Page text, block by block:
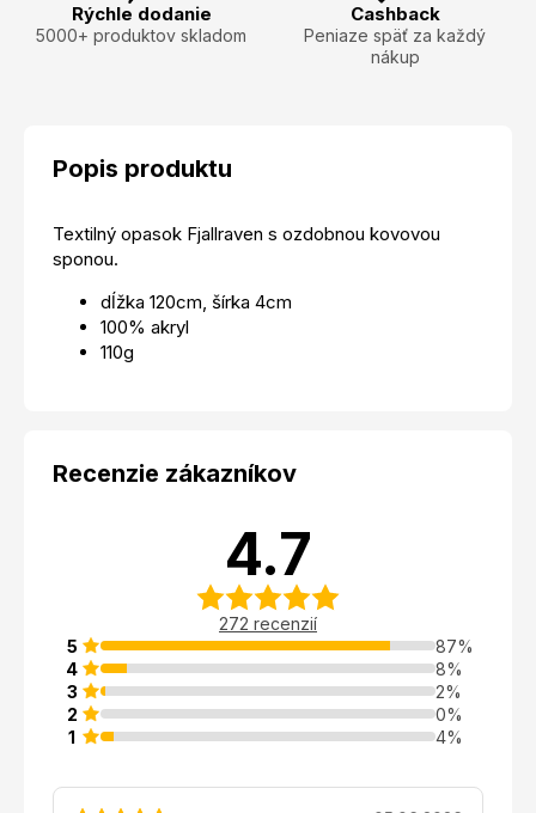
Rýchle dodanie
5000+ produktov skladom
Cashback
Peniaze späť za každý
nákup
Popis produktu
Textilný opasok Fjallraven s ozdobnou kovovou
sponou.
dĺžka 120cm, šírka 4cm
100% akryl
110g
Recenzie zákazníkov
4.7
272 recenzií
5
87%
4
8%
3
2%
2
0%
1
4%